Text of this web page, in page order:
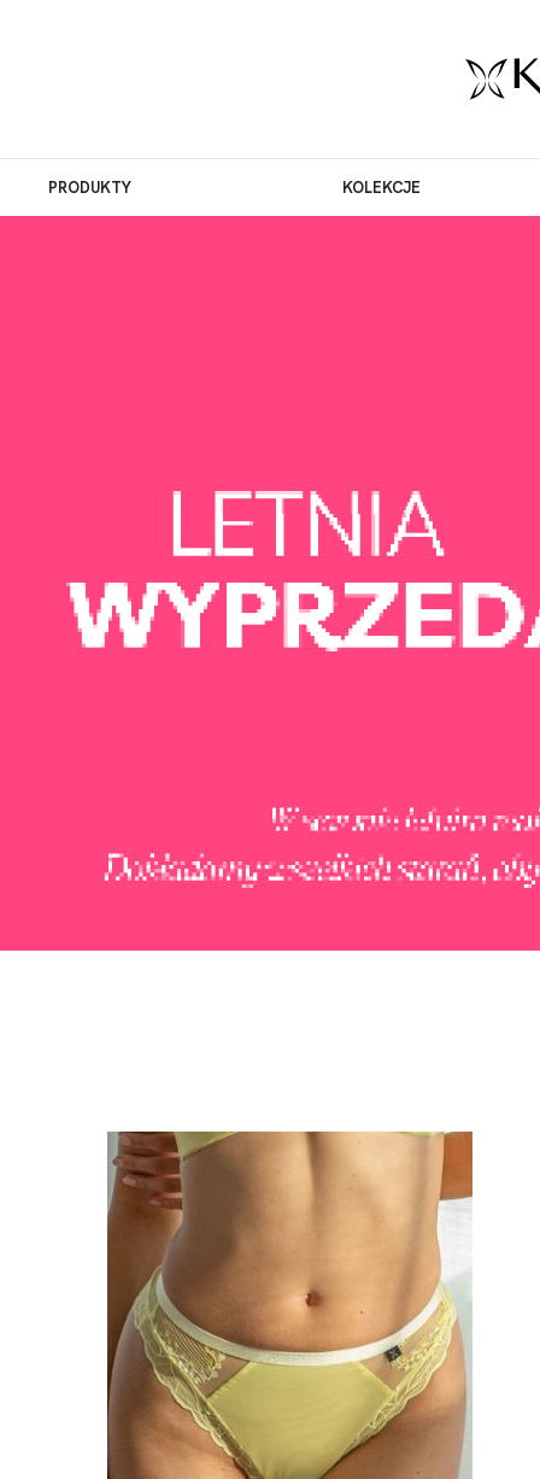
PRODUKTY KOLEKCJE